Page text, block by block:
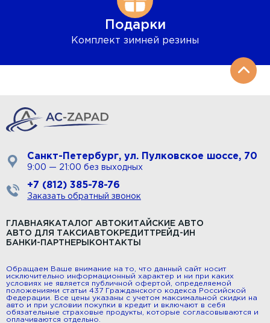
Подарки
Комплект зимней резины
Санкт-Петербург, ул. Пулковское шоссе, 70
9:00 — 21:00 без выходных
+7 (812) 385-78-76
Заказать обратный звонок
ГЛАВНАЯ КАТАЛОГ АВТО КИТАЙСКИЕ АВТО
АВТО ДЛЯ ТАКСИ АВТОКРЕДИТТРЕЙД-ИН
БАНКИ-ПАРТНЕРЫ КОНТАКТЫ
Обращаем Ваше внимание на то, что данный сайт носит
исключительно информационный характер и ни при каких
условиях не является публичной офертой, определяемой
положениями статьи 437 Гражданского кодекса Российской
Федерации. Все цены указаны с учетом максимальной скидки на
авто и при условии покупки в кредит и включают в себя
обязательные страховые продукты, которые согласовываются и
оплачиваются отдельно.